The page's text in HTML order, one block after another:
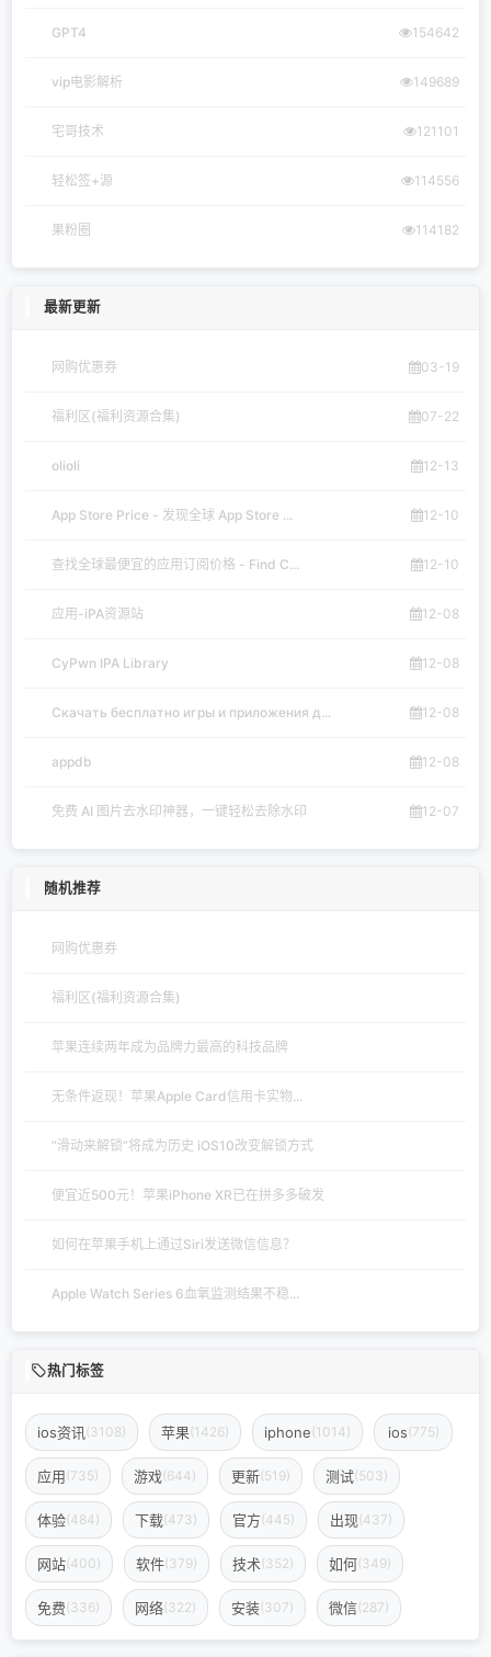
GPT4 154642
vip电影解析 149689
宅哥技术 121101
轻松签+源 114556
果粉圈 114182
最新更新
网购优惠券 03-19
福利区(福利资源合集) 07-22
olioli 12-13
App Store Price - 发现全球 App Store ... 12-10
查找全球最便宜的应用订阅价格 - Find C... 12-10
应用-iPA资源站 12-08
CyPwn IPA Library 12-08
Скачать бесплатно игры и приложения д... 12-08
appdb 12-08
免费 AI 图片去水印神器，一键轻松去除水印 12-07
随机推荐
网购优惠券
福利区(福利资源合集)
苹果连续两年成为品牌力最高的科技品牌
无条件返现！苹果Apple Card信用卡实物...
“滑动来解锁”将成为历史 iOS10改变解锁方式
便宜近500元！苹果iPhone XR已在拼多多破发
如何在苹果手机上通过Siri发送微信信息？
Apple Watch Series 6血氧监测结果不稳...
热门标签
ios资讯 (3108) 苹果(1426) iphone(1014) ios(775)
应用(735) 游戏(644) 更新(519) 测试(503)
体验(484) 下载(473) 官方(445) 出现(437)
网站(400) 软件(379) 技术(352) 如何(349)
免费(336) 网络(322) 安装(307) 微信(287)